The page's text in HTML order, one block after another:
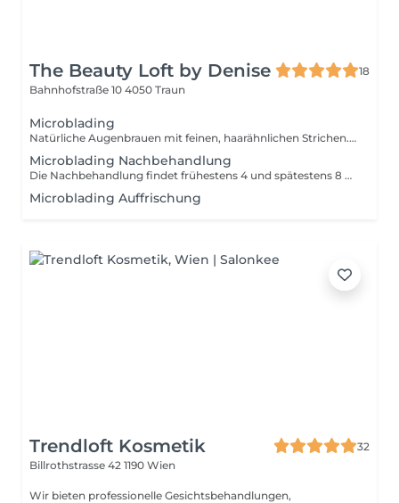
The Beauty Loft by Denise
18
Bahnhofstraße 10 4050 Traun
Microblading
Natürliche Augenbrauen mit feinen, haarähnlichen Strichen. Beim Microblading werden einzelne Härchen manuell in die Haut pigmentiert, um lichte Stellen optisch zu ergänzen und die Brauenform harmonisch zu optimieren. Die Behandlung eignet sich für Kundinnen, die sich einen natürlichen Effekt wünschen ohne künstlich aussehende Balken oder Vollzeichnung. Ein Microblading ist nur durchführbar wenn KEINE VORPIGMENTIERUNG vorhanden.
Microblading Nachbehandlung
Die Nachbehandlung findet frühestens 4 und spätestens 8 Wochen nach der Erstbehandlung statt und dient zur Korrektur oder Verstärkung des Ergebnisses. Dabei können ausgeheilte Stellen nachgearbeitet, Härchen ergänzt oder die Farbe auf Wunsch angepasst bzw. etwas intensiviert werden.
Microblading Auffrischung
Trendloft Kosmetik
32
Billrothstrasse 42 1190 Wien
Wir bieten professionelle Gesichtsbehandlungen,